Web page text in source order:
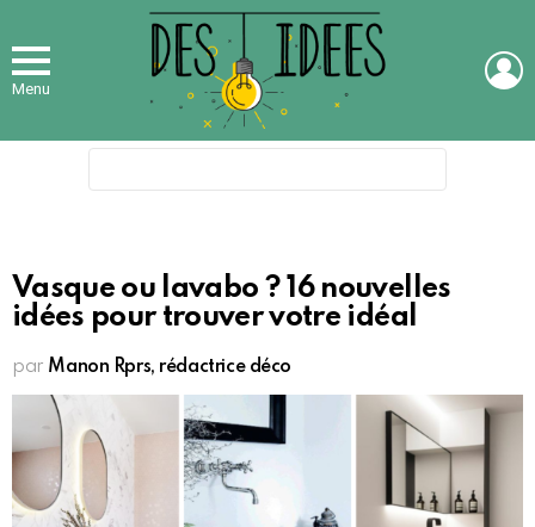
Menu
Vasque ou lavabo ? 16 nouvelles
idées pour trouver votre idéal
par Manon Rprs, rédactrice déco